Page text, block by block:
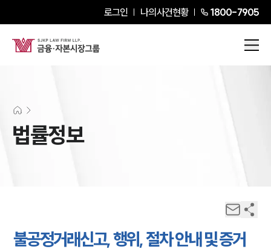
로그인 나의사건현황 1800-7905
법률정보
불공정거래신고, 행위, 절차 안내 및 증거